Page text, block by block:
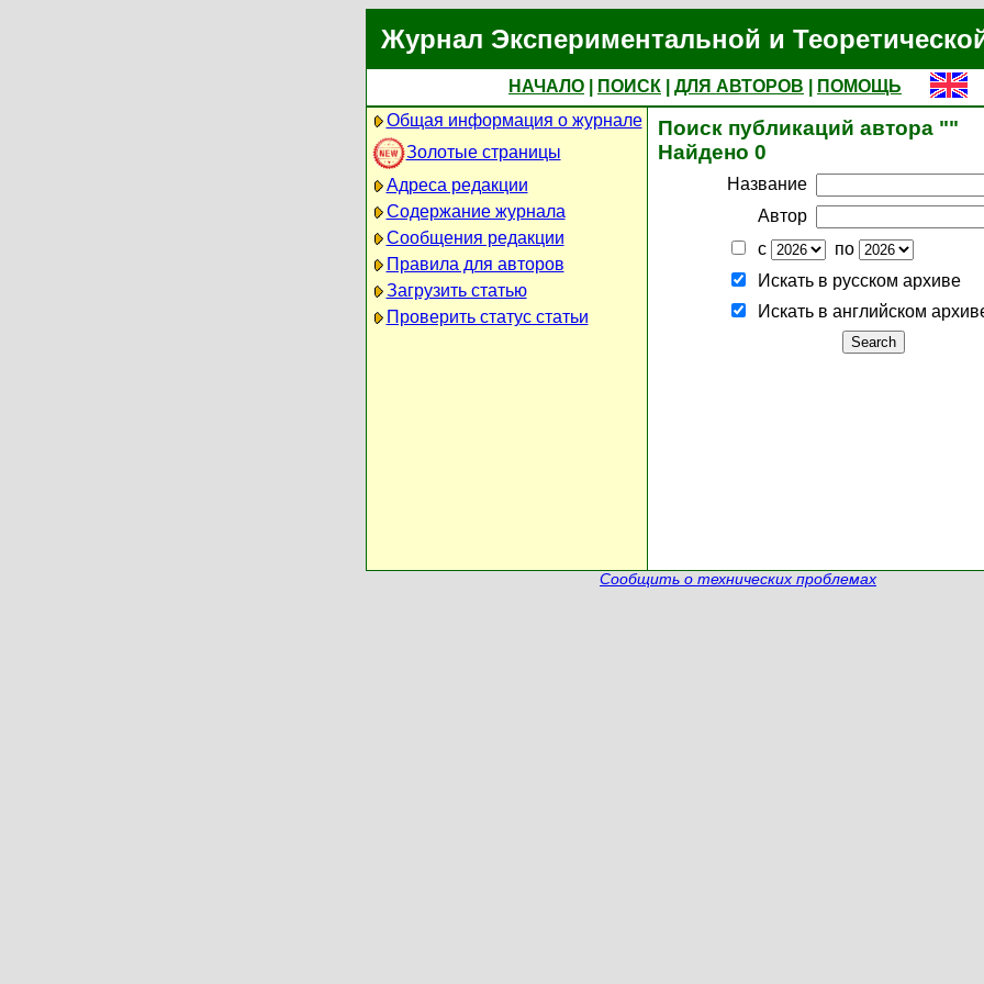
Журнал Экспериментальной и
НАЧАЛО ПОИСК ДЛЯ АВТОРОВ
ПОМОЩЬ
Общая информация о журнале
Золотые страницы
Адреса редакции
Содержание журнала
Сообщения редакции
Правила для авторов
Загрузить статью
Проверить статус статьи
Поиск публикаций автора ""
Найдено 0
Название
Автор
с
по
Искать в русском архиве
Искать в английском
Сообщить о технических проблемах